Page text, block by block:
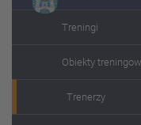
Treningi
Obiekty
Trenerzy